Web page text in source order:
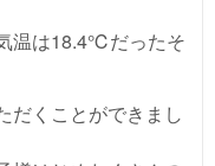
温は18.4℃だったそ
だくことができまし